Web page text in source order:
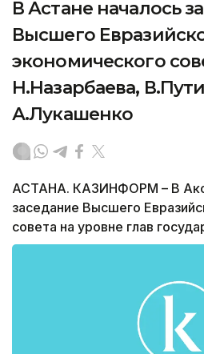
В Астане началось
Высшего
экономического
Н.Назарбаева,
А.Лукашенко
АСТАНА. КАЗИНФОРМ – В
заседание Высшего
совета на уровне глав